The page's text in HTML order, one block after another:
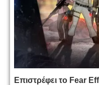
Επιστρέφει το Fear